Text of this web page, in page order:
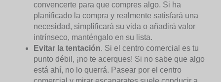
convencerte para que compres algo. Si ha
planificado la compra y realmente satisfará una
necesidad, simplificará su vida o añadirá valor
intrínseco, manténgalo en su lista.
Evitar la tentación. Si el centro comercial es tu
punto débil, ¡no te acerques! Si no sabe que algo
está ahí, no lo querrá. Pasear por el centro